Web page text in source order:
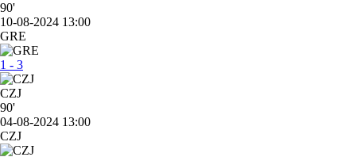
90'
10-08-2024 13:00
GRE
1 - 3
CZJ
90'
04-08-2024 13:00
CZJ